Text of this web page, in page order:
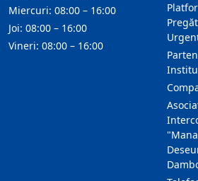
Miercuri: 08:00 – 16:00
Joi: 08:00 – 16:00
Vineri: 08:00 – 16:00